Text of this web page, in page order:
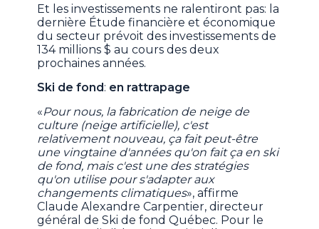
Et les investissements ne ralentiront pas: la
dernière Étude financière et économique
du secteur prévoit des investissements de
134 millions $ au cours des deux
prochaines années.
Ski de fond: en rattrapage
«Pour nous, la fabrication de neige de
culture (neige artificielle), c'est
relativement nouveau, ça fait peut-être
une vingtaine d'années qu'on fait ça en ski
de fond, mais c'est une des stratégies
qu'on utilise pour s'adapter aux
changements climatiques», affirme
Claude Alexandre Carpentier, directeur
général de Ski de fond Québec. Pour le